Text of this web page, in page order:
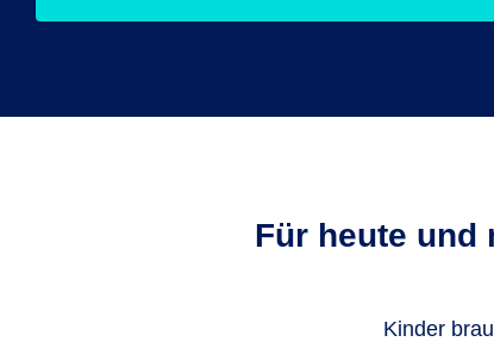
Für heute und
Kinder